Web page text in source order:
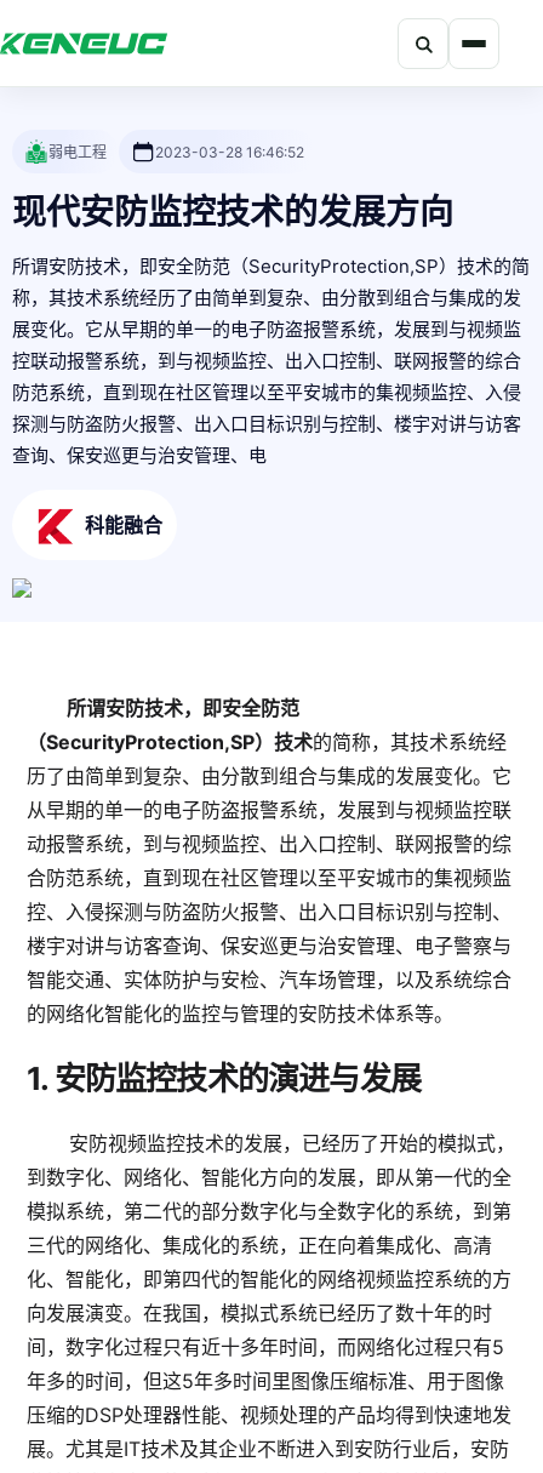
搜索
弱电工程 2023-03-28 16:46:52
现代安防监控技术的发展方向
所谓安防技术，即安全防范（SecurityProtection,SP）技术的简
称，其技术系统经历了由简单到复杂、由分散到组合与集成的发
展变化。它从早期的单一的电子防盗报警系统，发展到与视频监
控联动报警系统，到与视频监控、出入口控制、联网报警的综合
防范系统，直到现在社区管理以至平安城市的集视频监控、入侵
探测与防盗防火报警、出入口目标识别与控制、楼宇对讲与访客
查询、保安巡更与治安管理、电
科能融合
所谓安防技术，即安全防范
（SecurityProtection,SP）技术的简称，其技术系统经
历了由简单到复杂、由分散到组合与集成的发展变化。它
从早期的单一的电子防盗报警系统，发展到与视频监控联
动报警系统，到与视频监控、出入口控制、联网报警的综
合防范系统，直到现在社区管理以至平安城市的集视频监
控、入侵探测与防盗防火报警、出入口目标识别与控制、
楼宇对讲与访客查询、保安巡更与治安管理、电子警察与
智能交通、实体防护与安检、汽车场管理，以及系统综合
的网络化智能化的监控与管理的安防技术体系等。
1. 安防监控技术的演进与发展
安防视频监控技术的发展，已经历了开始的模拟式，
到数字化、网络化、智能化方向的发展，即从第一代的全
模拟系统，第二代的部分数字化与全数字化的系统，到第
三代的网络化、集成化的系统，正在向着集成化、高清
化、智能化，即第四代的智能化的网络视频监控系统的方
向发展演变。在我国，模拟式系统已经历了数十年的时
间，数字化过程只有近十多年时间，而网络化过程只有5
年多的时间，但这5年多时间里图像压缩标准、用于图像
压缩的DSP处理器性能、视频处理的产品均得到快速地发
展。尤其是IT技术及其企业不断进入到安防行业后，安防